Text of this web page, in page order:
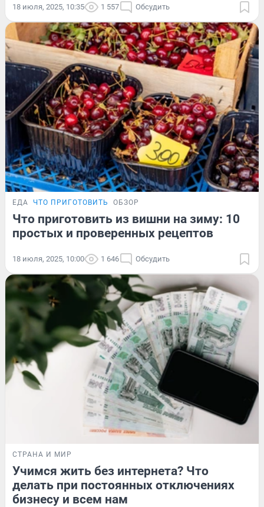
18 июля, 2025, 10:35 1 557 Обсудить
ЕДА ЧТО ПРИГОТОВИТЬ ОБЗОР
Что приготовить из вишни на зиму: 10
простых и проверенных рецептов
18 июля, 2025, 10:00 1 646 Обсудить
СТРАНА И МИР
Учимся жить без интернета? Что
делать при постоянных отключениях
бизнесу и всем нам